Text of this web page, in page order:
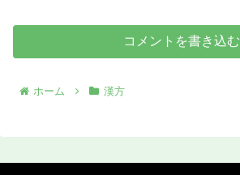
コメントを書き込む
ホーム 漢方